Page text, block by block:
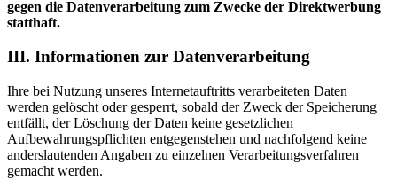
gegen die Datenverarbeitung zum Zwecke der Direktwerbung
statthaft.
III. Informationen zur Datenverarbeitung
Ihre bei Nutzung unseres Internetauftritts verarbeiteten Daten
werden gelöscht oder gesperrt, sobald der Zweck der Speicherung
entfällt, der Löschung der Daten keine gesetzlichen
Aufbewahrungspflichten entgegenstehen und nachfolgend keine
anderslautenden Angaben zu einzelnen Verarbeitungsverfahren
gemacht werden.